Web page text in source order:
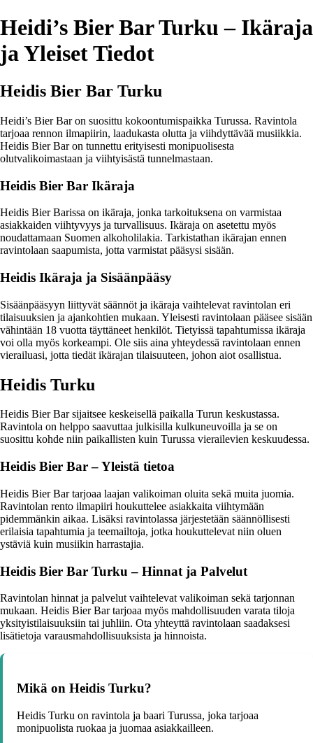
Heidi’s Bier Bar Turku – Ikäraja
ja Yleiset Tiedot
Heidis Bier Bar Turku
Heidi’s Bier Bar on suosittu kokoontumispaikka Turussa. Ravintola
tarjoaa rennon ilmapiirin, laadukasta olutta ja viihdyttävää musiikkia.
Heidis Bier Bar on tunnettu erityisesti monipuolisesta
olutvalikoimastaan ja viihtyisästä tunnelmastaan.
Heidis Bier Bar Ikäraja
Heidis Bier Barissa on ikäraja, jonka tarkoituksena on varmistaa
asiakkaiden viihtyvyys ja turvallisuus. Ikäraja on asetettu myös
noudattamaan Suomen alkoholilakia. Tarkistathan ikärajan ennen
ravintolaan saapumista, jotta varmistat pääsysi sisään.
Heidis Ikäraja ja Sisäänpääsy
Sisäänpääsyyn liittyvät säännöt ja ikäraja vaihtelevat ravintolan eri
tilaisuuksien ja ajankohtien mukaan. Yleisesti ravintolaan pääsee sisään
vähintään 18 vuotta täyttäneet henkilöt. Tietyissä tapahtumissa ikäraja
voi olla myös korkeampi. Ole siis aina yhteydessä ravintolaan ennen
vierailuasi, jotta tiedät ikärajan tilaisuuteen, johon aiot osallistua.
Heidis Turku
Heidis Bier Bar sijaitsee keskeisellä paikalla Turun keskustassa.
Ravintola on helppo saavuttaa julkisilla kulkuneuvoilla ja se on
suosittu kohde niin paikallisten kuin Turussa vierailevien keskuudessa.
Heidis Bier Bar – Yleistä tietoa
Heidis Bier Bar tarjoaa laajan valikoiman oluita sekä muita juomia.
Ravintolan rento ilmapiiri houkuttelee asiakkaita viihtymään
pidemmänkin aikaa. Lisäksi ravintolassa järjestetään säännöllisesti
erilaisia tapahtumia ja teemailtoja, jotka houkuttelevat niin oluen
ystäviä kuin musiikin harrastajia.
Heidis Bier Bar Turku – Hinnat ja Palvelut
Ravintolan hinnat ja palvelut vaihtelevat valikoiman sekä tarjonnan
mukaan. Heidis Bier Bar tarjoaa myös mahdollisuuden varata tiloja
yksityistilaisuuksiin tai juhliin. Ota yhteyttä ravintolaan saadaksesi
lisätietoja varausmahdollisuuksista ja hinnoista.
Mikä on Heidis Turku?
Heidis Turku on ravintola ja baari Turussa, joka tarjoaa
monipuolista ruokaa ja juomaa asiakkailleen.